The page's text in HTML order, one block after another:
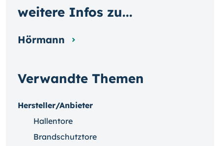
Verwandte Themen
Hersteller/Anbieter
Hallentore
Brandschutztore
weitere Infos zu...
Hörmann